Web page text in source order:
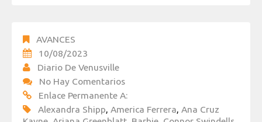
AVANCES
10/08/2023
Diario De Venusville
No Hay Comentarios
Enlace Permanente A:
Alexandra Shipp, America Ferrera, Ana Cruz